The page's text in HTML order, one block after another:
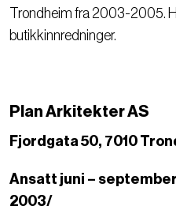
Trondheim fra 2003-2005.
butikkinnredninger.
Plan Arkitekter AS
Fjordgata 50, 7010
Ansatt juni –
2003/